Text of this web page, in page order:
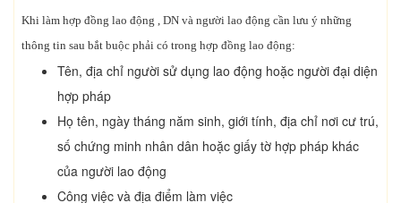
Khi làm hợp đồng lao động , DN và người lao động cần lưu ý những
thông tin sau bắt buộc phải có trong hợp đồng lao động:
Tên, địa chỉ người sử dụng lao động hoặc người đại diện
hợp pháp
Họ tên, ngày tháng năm sinh, giới tính, địa chỉ nơi cư trú,
số chứng minh nhân dân hoặc giấy tờ hợp pháp khác
của người lao động
Công việc và địa điểm làm việc